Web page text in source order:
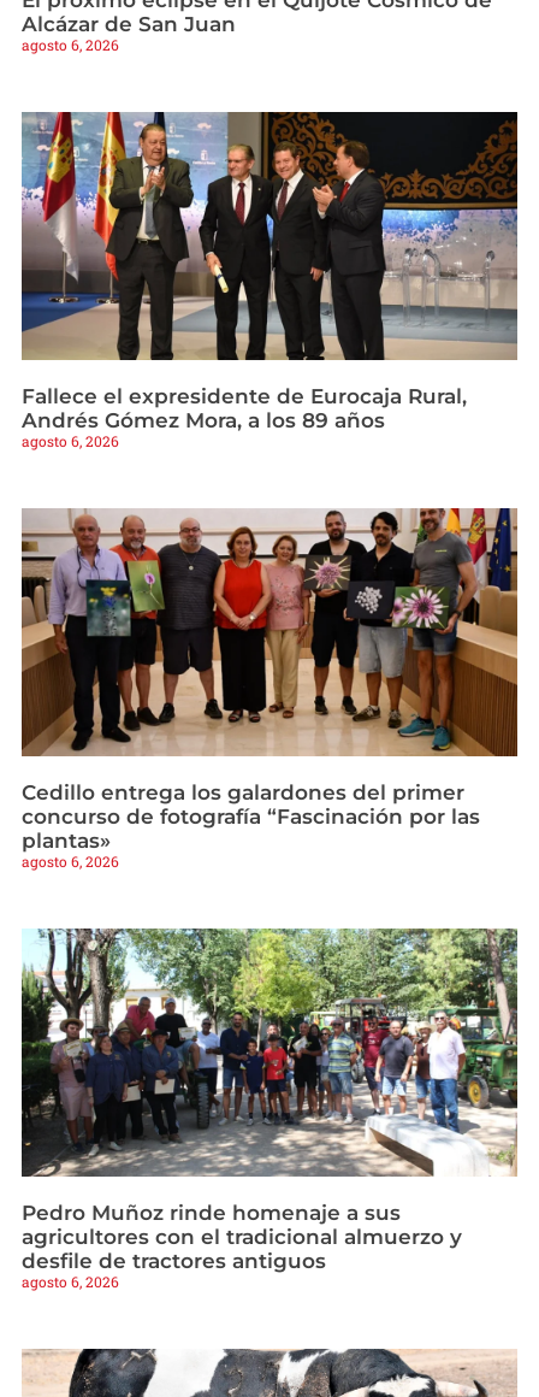
Alcázar de San Juan
agosto 6, 2026
Fallece el expresidente de Eurocaja Rural,
Andrés Gómez Mora, a los 89 años
agosto 6, 2026
Cedillo entrega los galardones del primer
concurso de fotografía “Fascinación por las
plantas»
agosto 6, 2026
Pedro Muñoz rinde homenaje a sus
agricultores con el tradicional almuerzo y
desfile de tractores antiguos
agosto 6, 2026